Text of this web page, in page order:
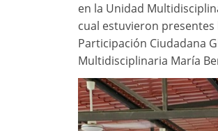
en la Unidad
cual estuvieron
Participación Ciudadana
Multidisciplinaria María